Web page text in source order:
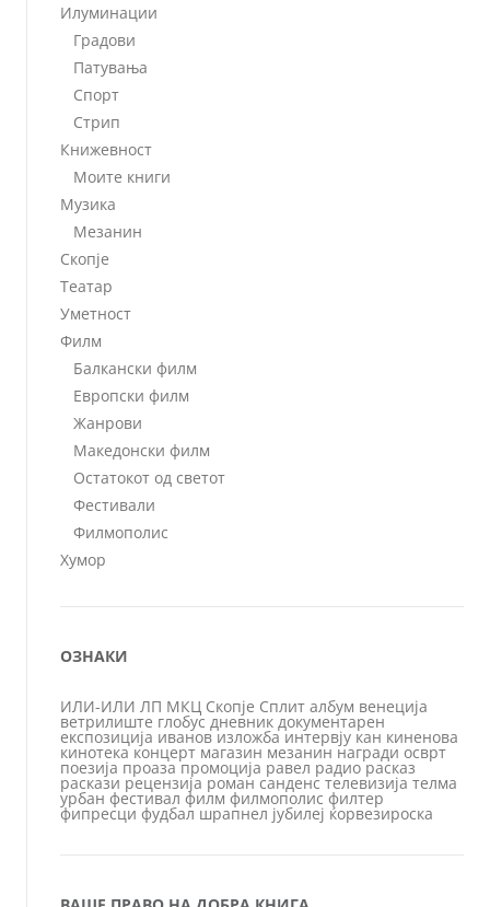
Илуминации
Градови
Патувања
Спорт
Стрип
Книжевност
Моите книги
Музика
Мезанин
Скопје
Театар
Уметност
Филм
Балкански филм
Европски филм
Жанрови
Македонски филм
Остатокот од светот
Фестивали
Филмополис
Хумор
ОЗНАКИ
ИЛИ-ИЛИ ЛП МКЦ Скопје Сплит албум венеција
ветрилиште глобус дневник документарен
експозиција иванов изложба интервју кан киненова
кинотека концерт магазин мезанин награди осврт
поезија проаза промоција равел радио расказ
раскази рецензија роман санденс телевизија телма
урбан фестивал филм филмополис филтер
фипресци фудбал шрапнел јубилеј ќорвезироска